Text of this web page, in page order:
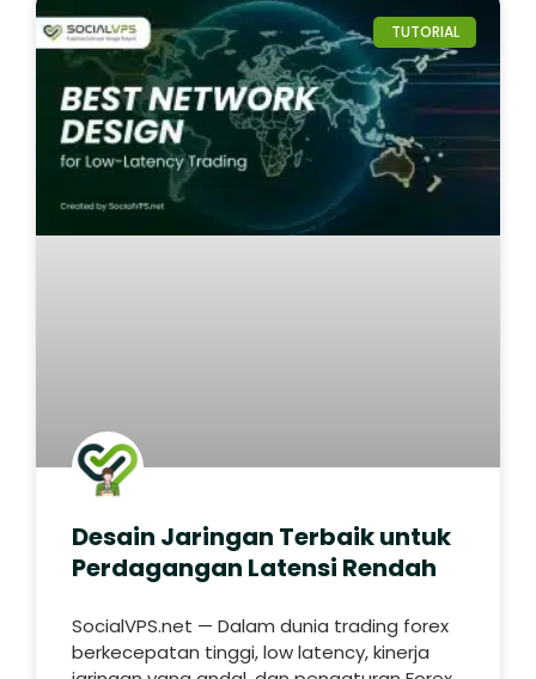
TUTORIAL
Desain Jaringan Terbaik untuk
Perdagangan Latensi Rendah
SocialVPS.net — Dalam dunia trading forex
berkecepatan tinggi, low latency, kinerja